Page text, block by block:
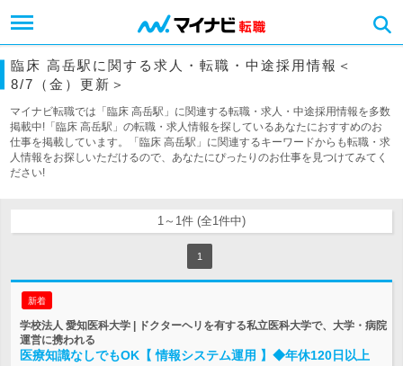
臨床 高岳駅に関する求人・転職・中途採用情報＜
8/7（金）更新＞
マイナビ転職では「臨床 高岳駅」に関連する転職・求人・中途採用情報を多数
掲載中!「臨床 高岳駅」の転職・求人情報を探しているあなたにおすすめのお
仕事を掲載しています。「臨床 高岳駅」に関連するキーワードからも転職・求
人情報をお探しいただけるので、あなたにぴったりのお仕事を見つけてみてく
ださい!
1～1件 (全1件中)
1
新着
学校法人 愛知医科大学 | ドクターヘリを有する私立医科大学で、大学・病院
運営に携われる
医療知識なしでもOK【 情報システム運用 】◆年休120日以上